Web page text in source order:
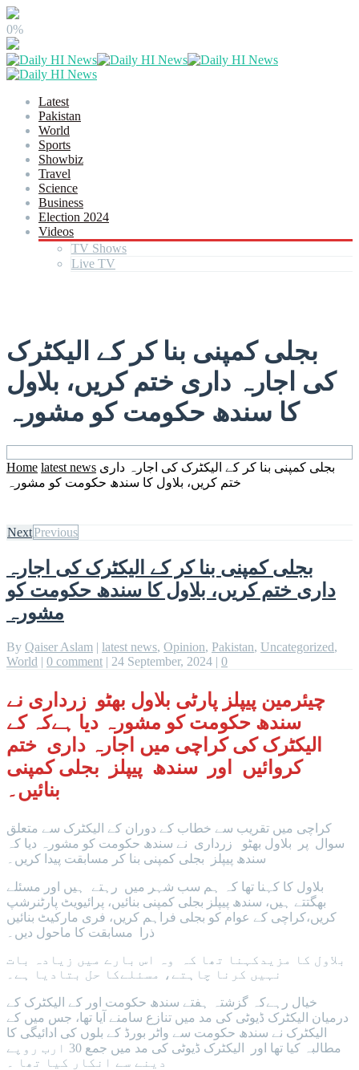
0%
Latest
Pakistan
World
Sports
Showbiz
Travel
Science
Business
Election 2024
Videos
TV Shows
Live TV
بجلی کمپنی بنا کر کے الیکٹرک
کی اجارہ داری ختم کریں، بلاول
کا سندھ حکومت کو مشورہ
Home latest news بجلی کمپنی بنا کر کے الیکٹرک کی اجارہ داری
ختم کریں، بلاول کا سندھ حکومت کو مشورہ
NextPrevious
بجلی کمپنی بنا کر کے الیکٹرک کی اجارہ
داری ختم کریں، بلاول کا سندھ حکومت کو
مشورہ
By Qaiser Aslam | latest news, Opinion, Pakistan, Uncategorized,
World | 0 comment | 24 September, 2024 | 0
چیئرمین پیپلز پارٹی بلاول بھٹو زرداری نے
سندھ حکومت کو مشورہ دیا ہےکہ کے
الیکٹرک کی کراچی میں اجارہ داری ختم
کروائیں اور سندھ پیپلز بجلی کمپنی
بنائیں۔
کراچی میں تقریب سے خطاب کے دوران کے الیکٹرک سے متعلق
سوال پر بلاول بھٹو زرداری نے سندھ حکومت کو مشورہ دیا کہ
سندھ پیپلز بجلی کمپنی بنا کر مسابقت پیدا کریں۔
بلاول کا کہنا تھا کہ ہم سب شہر میں رہتے ہیں اور مسئلے
بھگتتے ہیں، سندھ پیپلز بجلی کمپنی بنائیں، پرائیویٹ پارٹنرشپ
کریں،کراچی کے عوام کو بجلی فراہم کریں، فری مارکیٹ بنائیں
ذرا مسابقت کا ماحول دیں۔
بلاول کا مزیدکہنا تھا کہ وہ اس بارے میں زیادہ بات
نہیں کرنا چاہتے، مسئلےکا حل بتادیا ہے۔
خیال رہےکہ گزشتہ ہفتے سندھ حکومت اور کے الیکٹرک کے
درمیان الیکٹرک ڈیوٹی کی مد میں تنازع سامنے آیا تھا، جس میں کے
الیکٹرک نے سندھ حکومت سے واٹر بورڈ کے بلوں کی ادائیگی کا
مطالبہ کیا تھا اور الیکٹرک ڈیوٹی کی مد میں جمع 30 ارب روپے
دینے سے انکار کیا تھا ۔